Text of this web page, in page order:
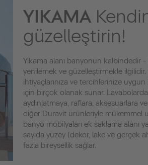
YIKAMA
güzelleştirin!
Yıkama alanı banyonun kalbindedir
yenilemek ve güzelleştirmekle
ihtiyaçlarınıza ve tercihlerinize
için birçok olanak sunar.
aydınlatmaya, raflara, aksesuarlara
diğer Duravit ürünleriyle mükemmel
banyo mobilyaları ek saklama alanı
sayıda yüzey (dekor, lake ve gerçek
fazla bireysellik sağlar.